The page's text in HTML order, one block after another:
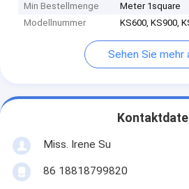
Min Bestellmenge
Meter 1square
Modellnummer
KS600, KS900,
Sehen Sie mehr
Miss. Irene Su
86 18818799820